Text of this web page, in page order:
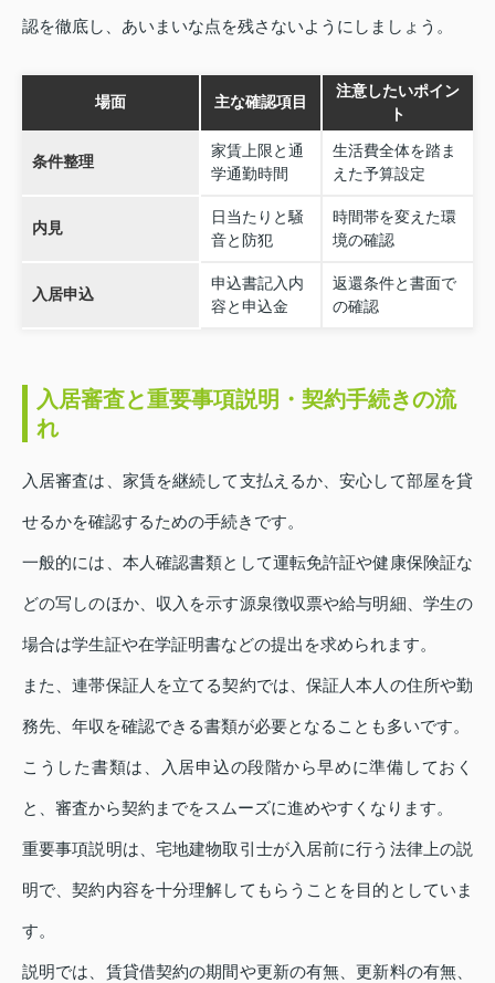
認を徹底し、あいまいな点を残さないようにしましょう。
場面 主な確認項目
注意したいポイン
ト
条件整理
家賃上限と通
学通勤時間
生活費全体を踏ま
えた予算設定
内見
日当たりと騒
音と防犯
時間帯を変えた環
境の確認
入居申込
申込書記入内
容と申込金
返還条件と書面で
の確認
入居審査と重要事項説明・契約手続きの流
れ
入居審査は、家賃を継続して支払えるか、安心して部屋を貸
せるかを確認するための手続きです。
一般的には、本人確認書類として運転免許証や健康保険証な
どの写しのほか、収入を示す源泉徴収票や給与明細、学生の
場合は学生証や在学証明書などの提出を求められます。
また、連帯保証人を立てる契約では、保証人本人の住所や勤
務先、年収を確認できる書類が必要となることも多いです。
こうした書類は、入居申込の段階から早めに準備しておく
と、審査から契約までをスムーズに進めやすくなります。
重要事項説明は、宅地建物取引士が入居前に行う法律上の説
明で、契約内容を十分理解してもらうことを目的としていま
す。
説明では、賃貸借契約の期間や更新の有無、更新料の有無、